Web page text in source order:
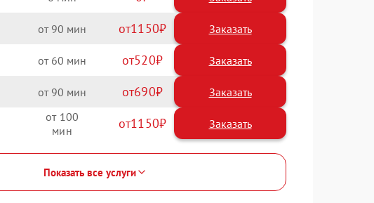
90 1150
60 520
90 690
100 1150
Показать все услуги